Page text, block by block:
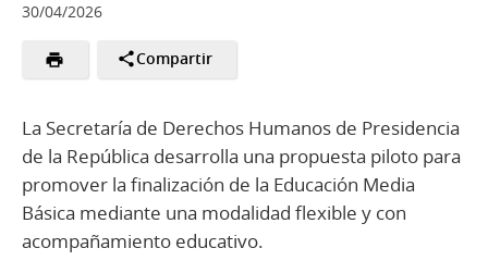
30/04/2026
Compartir
La Secretaría de Derechos Humanos de Presidencia
de la República desarrolla una propuesta piloto para
promover la finalización de la Educación Media
Básica mediante una modalidad flexible y con
acompañamiento educativo.